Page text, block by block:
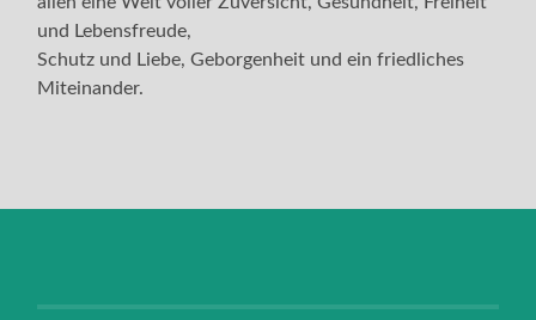
und Lebensfreude,
Schutz und Liebe, Geborgenheit und ein friedliches
Miteinander.